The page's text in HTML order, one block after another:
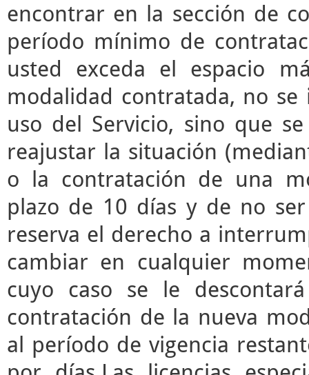
encontrar en la sección de
período mínimo de
usted exceda el espacio
modalidad contratada, no
uso del Servicio, sino que
reajustar la situación
o la contratación de una
plazo de 10 días y de no
reserva el derecho a
cambiar en cualquier
cuyo caso se le
contratación de la nueva
al período de vigencia